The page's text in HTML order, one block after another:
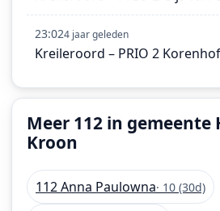
23:024 jaar geleden
Kreileroord – PRIO 2 Korenhof
Meer 112 in gemeente
Kroon
112 Anna Paulowna· 10 (30d)